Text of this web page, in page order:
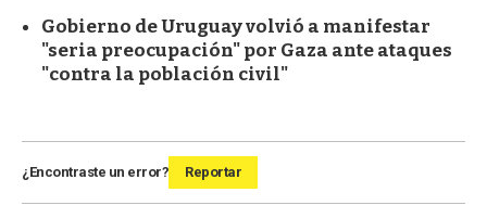
Gobierno de Uruguay volvió a manifestar
"seria preocupación" por Gaza ante ataques
"contra la población civil"
¿Encontraste un error? Reportar